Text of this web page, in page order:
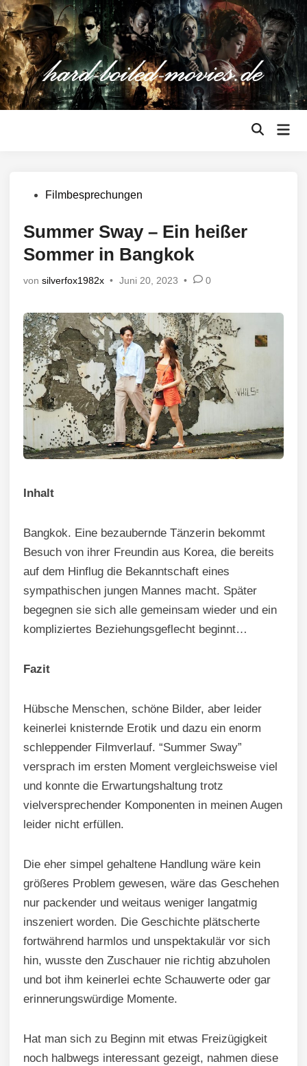
Zum
Inhalt
springen
Suche
Veröffentlicht
Filmbesprechungen
Summer Sway – Ein heißer
Sommer in Bangkok
von silverfox1982x • Juni 20, 2023 • 0
Inhalt
Bangkok. Eine bezaubernde Tänzerin bekommt
Besuch von ihrer Freundin aus Korea, die bereits
auf dem Hinflug die Bekanntschaft eines
sympathischen jungen Mannes macht. Später
begegnen sie sich alle gemeinsam wieder und ein
kompliziertes Beziehungsgeflecht beginnt…
Fazit
Hübsche Menschen, schöne Bilder, aber leider
keinerlei knisternde Erotik und dazu ein enorm
schleppender Filmverlauf. “Summer Sway”
versprach im ersten Moment vergleichsweise viel
und konnte die Erwartungshaltung trotz
vielversprechender Komponenten in meinen Augen
leider nicht erfüllen.
Die eher simpel gehaltene Handlung wäre kein
größeres Problem gewesen, wäre das Geschehen
nur packender und weitaus weniger langatmig
inszeniert worden. Die Geschichte plätscherte
fortwährend harmlos und unspektakulär vor sich
hin, wusste den Zuschauer nie richtig abzuholen
und bot ihm keinerlei echte Schauwerte oder gar
erinnerungswürdige Momente.
Hat man sich zu Beginn mit etwas Freizügigkeit
noch halbwegs interessant gezeigt, nahmen diese